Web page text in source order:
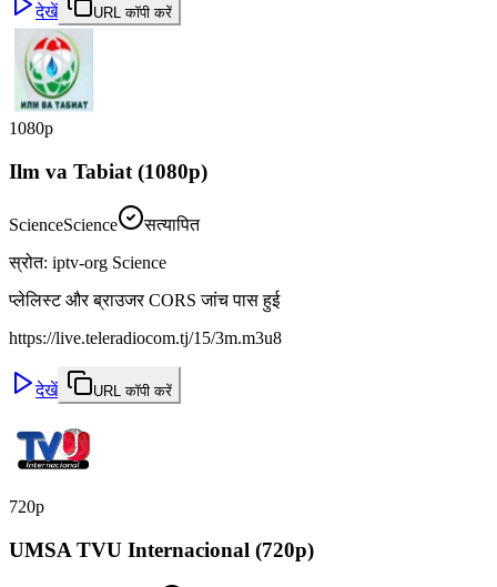
देखें URL कॉपी करें
1080p
Ilm va Tabiat (1080p)
ScienceScience
सत्यापित
स्रोत: iptv-org Science
प्लेलिस्ट और ब्राउजर CORS जांच पास हुई
https://live.teleradiocom.tj/15/3m.m3u8
देखें URL कॉपी करें
720p
UMSA TVU Internacional (720p)